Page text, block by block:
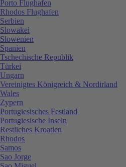
Porto Flughafen
Rhodos Flughafen
Serbien
Slowakei
Slowenien
Spanien
Tschechische Republik
Türkei
Ungarn
Vereinigtes Königreich & Nordirland
Wales
Zypern
Portugiesisches Festland
Portugiesische Inseln
Restliches Kroatien
Rhodos
Samos
Sao Jorge